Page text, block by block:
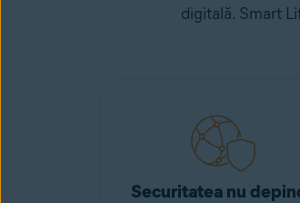
digitală. Smart
Securitatea nu